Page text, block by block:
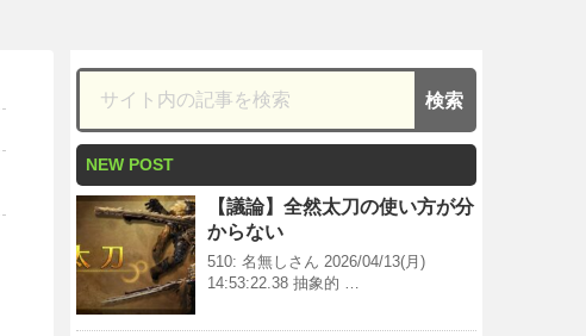
NEW POST
【議論】全然太刀の使い方が分
からない
510: 名無しさん 2026/04/13(月)
14:53:22.38 抽象的 …